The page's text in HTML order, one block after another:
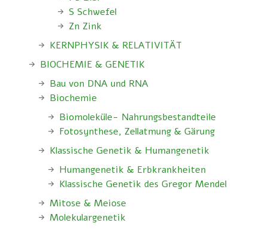
S Schwefel
Zn Zink
KERNPHYSIK & RELATIVITÄT
BIOCHEMIE & GENETIK
Bau von DNA und RNA
Biochemie
Biomoleküle- Nahrungsbestandteile
Fotosynthese, Zellatmung & Gärung
Klassische Genetik & Humangenetik
Humangenetik & Erbkrankheiten
Klassische Genetik des Gregor Mendel
Mitose & Meiose
Molekulargenetik